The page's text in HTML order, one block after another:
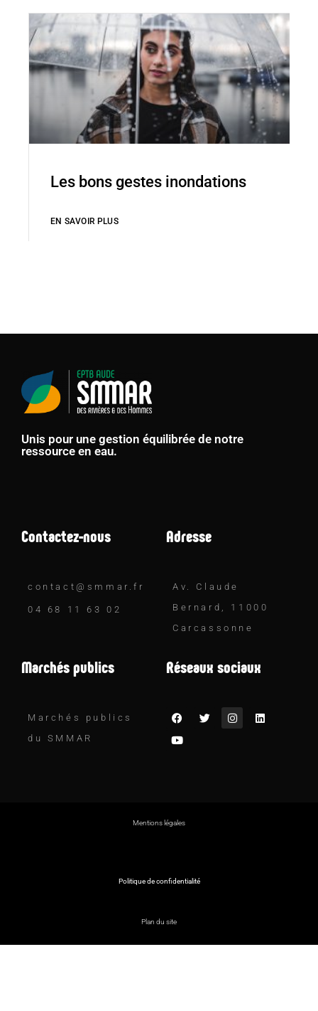
Les bons gestes inondations
EN SAVOIR PLUS
Unis pour une gestion équilibrée de notre
ressource en eau.
Contactez-nous
contact@smmar.fr
04 68 11 63 02
Adresse
Av. Claude
Bernard, 11000
Carcassonne
Marchés publics
Marchés publics
du SMMAR
Réseaux sociaux
Mentions légales
Politique de confidentialité
Plan du site